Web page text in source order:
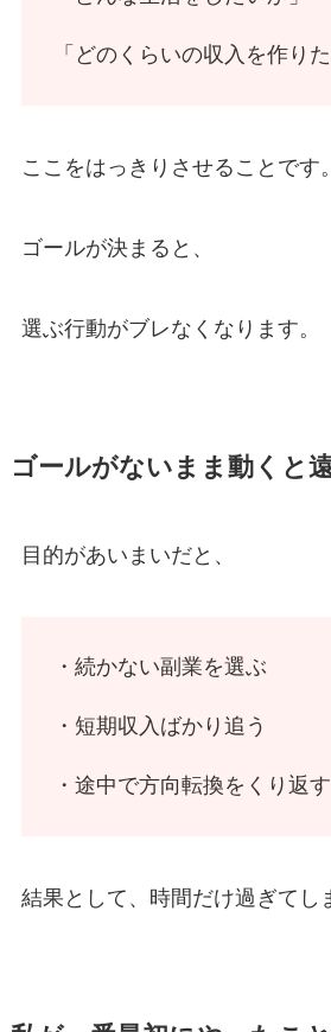
「どのくらいの収入を作りた
ここをはっきりさせることです。
ゴールが決まると、
選ぶ行動がブレなくなります。
ゴールがないまま動くと
目的があいまいだと、
・続かない副業を選ぶ
・短期収入ばかり追う
・途中で方向転換をくり返す
結果として、時間だけ過ぎてし